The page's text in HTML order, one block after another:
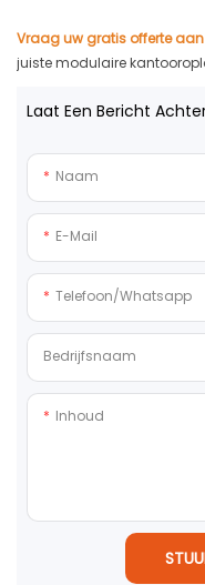
Vraag uw gratis offerte
juiste modulaire
Laat Een Bericht
Naam
E-Mail
Telefoon/whatsapp
Bedrijfsnaam
Inhoud